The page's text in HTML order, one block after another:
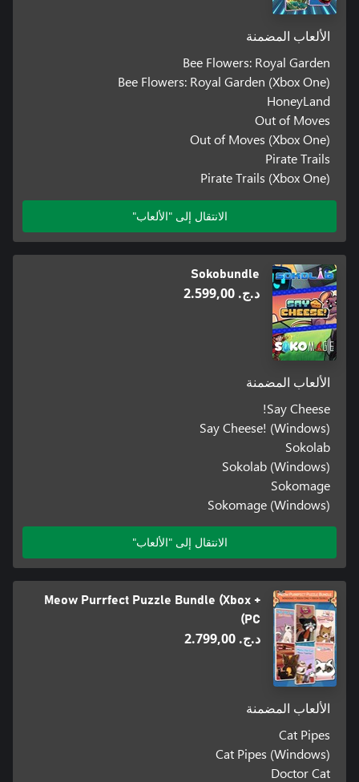
الألعاب المضمنة
Bee Flowers: Royal Garden
Bee Flowers: Royal Garden (Xbox One)
HoneyLand
Out of Moves
Out of Moves (Xbox One)
Pirate Trails
Pirate Trails (Xbox One)
الانتقال إلى "الألعاب"
Sokobundle
د.ج.‏ 2.599,00
الألعاب المضمنة
Say Cheese!
Say Cheese! (Windows)
Sokolab
Sokolab (Windows)
Sokomage
Sokomage (Windows)
الانتقال إلى "الألعاب"
Meow Purrfect Puzzle Bundle (Xbox +
PC)
د.ج.‏ 2.799,00
الألعاب المضمنة
Cat Pipes
Cat Pipes (Windows)
Doctor Cat